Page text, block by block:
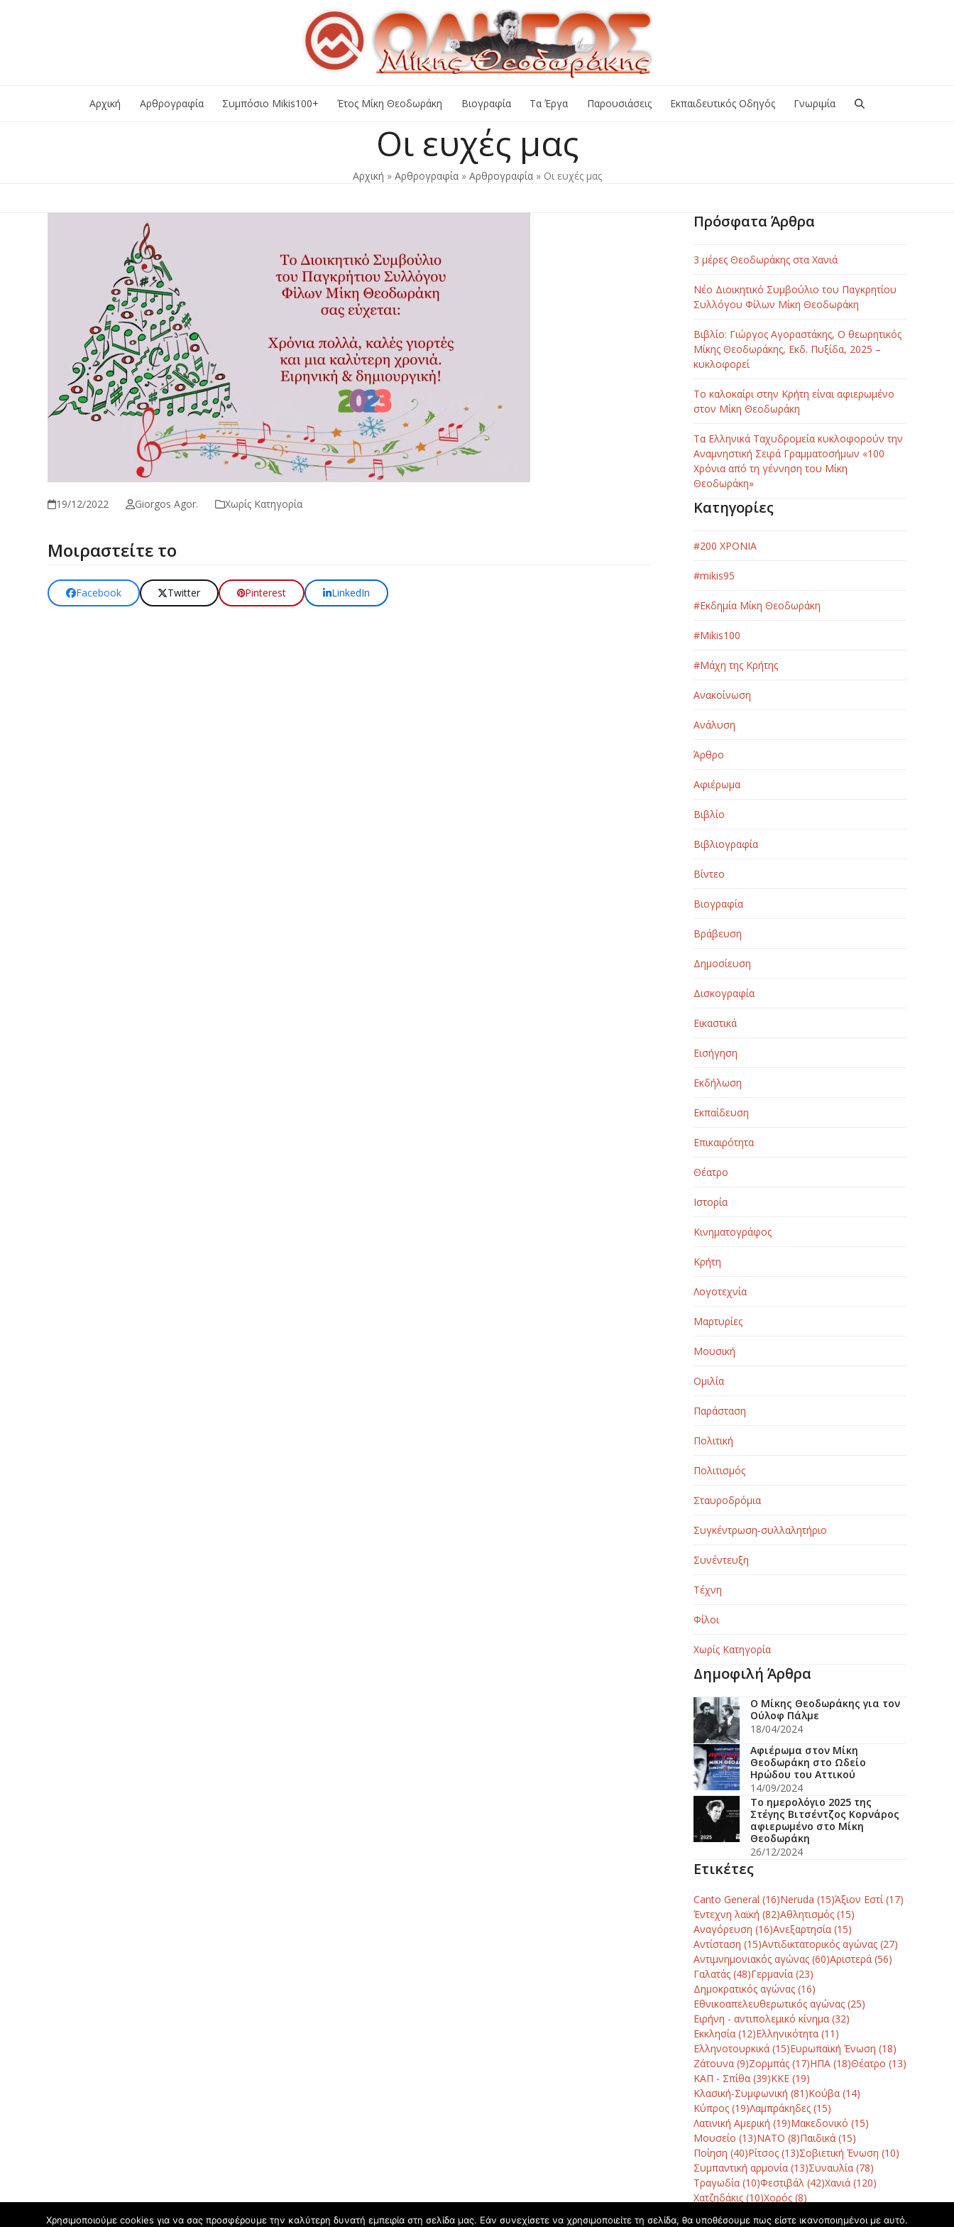
Αρχική Αρθρογραφία Συμπόσιο Mikis100+ Έτος Μίκη Θεοδωράκη Βιογραφία Τα Έργα Παρουσιάσεις Εκπαιδευτικός Οδηγός Γνωριμία
Οι ευχές μας
Αρχική » Αρθρογραφία» Αρθρογραφία» Οι ευχές μας
19/12/2022 Giorgos Agor. Χωρίς Κατηγορία
Μοιραστείτε το
Facebook Twitter Pinterest LinkedIn
Πρόσφατα Άρθρα
3 μέρες Θεοδωράκης στα Χανιά
Νέο Διοικητικό Συμβούλιο του Παγκρητίου
Συλλόγου Φίλων Μίκη Θεοδωράκη
Βιβλίο: Γιώργος Αγοραστάκης, Ο θεωρητικός
Μίκης Θεοδωράκης, Εκδ. Πυξίδα, 2025 –
κυκλοφορεί
Το καλοκαίρι στην Κρήτη είναι αφιερωμένο
στον Μίκη Θεοδωράκη
Τα Ελληνικά Ταχυδρομεία κυκλοφορούν την
Αναμνηστική Σειρά Γραμματοσήμων «100
Χρόνια από τη γέννηση του Μίκη
Θεοδωράκη»
Κατηγορίες
#200 ΧΡΟΝΙΑ
#mikis95
#Εκδημία Μίκη Θεοδωράκη
#Μikis100
#Μάχη της Κρήτης
Ανακοίνωση
Ανάλυση
Άρθρο
Αφιέρωμα
Βιβλίο
Βιβλιογραφία
Βίντεο
Βιογραφία
Βράβευση
Δημοσίευση
Δισκογραφία
Εικαστικά
Εισήγηση
Εκδήλωση
Εκπαίδευση
Επικαιρότητα
Θέατρο
Ιστορία
Κινηματογράφος
Κρήτη
Λογοτεχνία
Μαρτυρίες
Μουσική
Ομιλία
Παράσταση
Πολιτική
Πολιτισμός
Σταυροδρόμια
Συγκέντρωση-συλλαλητήριο
Συνέντευξη
Τέχνη
Φίλοι
Χωρίς Κατηγορία
Δημοφιλή Άρθρα
Ο Μίκης Θεοδωράκης για τον
Ούλοφ Πάλμε
18/04/2024
Αφιέρωμα στον Μίκη
Θεοδωράκη στο Ωδείο
Ηρώδου του Αττικού
14/09/2024
Το ημερολόγιο 2025 της
Στέγης Βιτσέντζος Κορνάρος
αφιερωμένο στο Μίκη
Θεοδωράκη
26/12/2024
Ετικέτες
Canto General (16)Neruda (15)Άξιον Εστί(17)
Έντεχνη λαϊκή (82)Αθλητισμός(15)
Αναγόρευση (16)Ανεξαρτησία(15)
Αντίσταση (15)Αντιδικτατορικός αγώνας(27)
Αντιμνημονιακός αγώνας(60)Αριστερά(56)
Γαλατάς(48)Γερμανία(23)
Δημοκρατικός αγώνας(16)
Εθνικοαπελευθερωτικός αγώνας(25)
Ειρήνη - αντιπολεμικό κίνημα(32)
Εκκλησία(12)Ελληνικότητα(11)
Ελληνοτουρκικά(15)Ευρωπαϊκή Ένωση (18)
Ζάτουνα(9)Ζορμπάς(17)ΗΠΑ(18)Θέατρο (13)
ΚΑΠ - Σπίθα(39)ΚΚΕ(19)
Κλασική-Συμφωνική (81)Κούβα(14)
Κύπρος(19)Λαμπράκηδες(15)
Λατινική Αμερική (19)Μακεδονικό (15)
Μουσείο (13)ΝΑΤΟ (8)Παιδικά(15)
Ποίηση (40)Ρίτσος(13)Σοβιετική Ένωση (10)
Συμπαντική αρμονία(13)Συναυλία(78)
Τραγωδία(10)Φεστιβάλ(42)Χανιά(120)
Χατζηδάκις(10)Χορός(8)
Χρησιμοποιούμε cookies για να σας προσφέρουμε την καλύτερη δυνατή εμπειρία στη σελίδα μας. Εάν συνεχίσετε να χρησιμοποιείτε τη σελίδα, θα υποθέσουμε πως είστε ικανοποιημένοι με αυτό.